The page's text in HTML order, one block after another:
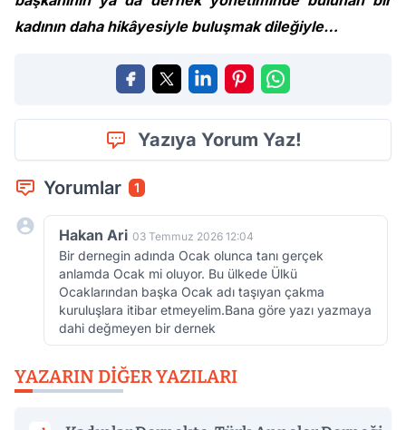
kadının daha hikâyesiyle buluşmak dileğiyle…
Yazıya Yorum Yaz!
Yorumlar 1
Hakan Ari 03 Temmuz 2026 12:04
Bir dernegin adında Ocak olunca tanı gerçek
anlamda Ocak mi oluyor. Bu ülkede Ülkü
Ocaklarından başka Ocak adı taşıyan çakma
kuruluşlara itibar etmeyelim.Bana göre yazı yazmaya
dahi değmeyen bir dernek
YAZARIN DIĞER YAZILARI